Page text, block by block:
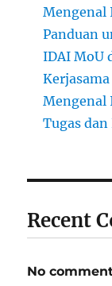
Mengenal
Panduan
IDAI MoU
Mengenal
Tugas
Recent
No